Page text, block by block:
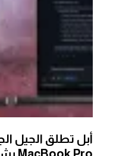
أبل تطلق الجيل